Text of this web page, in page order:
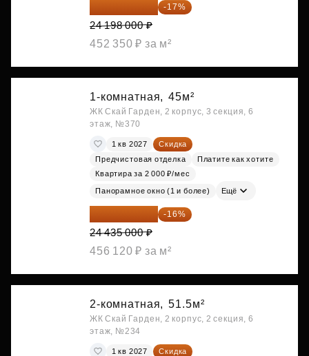
20 084 340 ₽ -17%
24 198 000 ₽
452 350 ₽ за м²
1-комнатная, 45м²
ЖК Скай Гарден, 2 корпус, 3 секция, 6
этаж, №370
1 кв 2027
Скидка
Предчистовая отделка
Платите как хотите
Квартира за 2 000 ₽/мес
Панорамное окно (1 и более) Ещё
20 525 400 ₽ -16%
24 435 000 ₽
456 120 ₽ за м²
2-комнатная, 51.5м²
ЖК Скай Гарден, 2 корпус, 2 секция, 6
этаж, №234
1 кв 2027
Скидка